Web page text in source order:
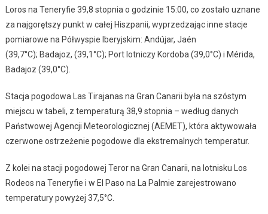
Loros na Teneryfie 39,8 stopnia o godzinie 15:00, co zostało uznane
za najgorętszy punkt w całej Hiszpanii, wyprzedzając inne stacje
pomiarowe na Półwyspie Iberyjskim: Andújar, Jaén
(39,7°C); Badajoz, (39,1°C); Port lotniczy Kordoba (39,0°C) i Mérida,
Badajoz (39,0°C).
Stacja pogodowa Las Tirajanas na Gran Canarii była na szóstym
miejscu w tabeli, z temperaturą 38,9 stopnia – według danych
Państwowej Agencji Meteorologicznej (AEMET), która aktywowała
czerwone ostrzeżenie pogodowe dla ekstremalnych temperatur.
Z kolei na stacji pogodowej Teror na Gran Canarii, na lotnisku Los
Rodeos na Teneryfie i w El Paso na La Palmie zarejestrowano
temperatury powyżej 37,5°C.